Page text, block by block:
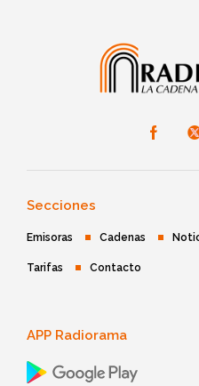
Secciones
Emisoras Cadenas
Tarifas Contacto
APP Radiorama